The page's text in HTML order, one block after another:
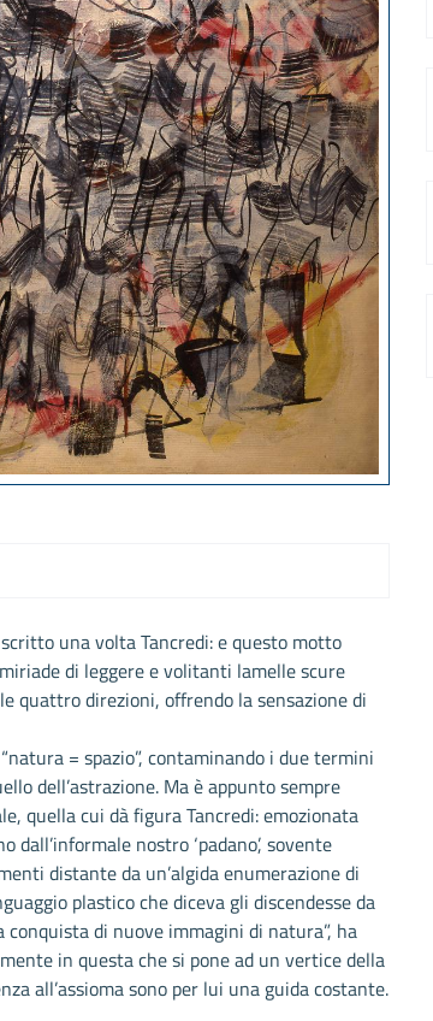
una volta Tancredi: e questo motto
di leggere e volitanti lamelle scure
quattro direzioni, offrendo la sensazione di
= spazio”, contaminando i due termini
dell’astrazione. Ma è appunto sempre
quella cui dà figura Tancredi: emozionata
nostro ‘padano’, sovente
distante da un’algida enumerazione di
plastico che diceva gli discendesse da
di nuove immagini di natura”, ha
in questa che si pone ad un vertice della
all’assioma sono per lui una guida costante.